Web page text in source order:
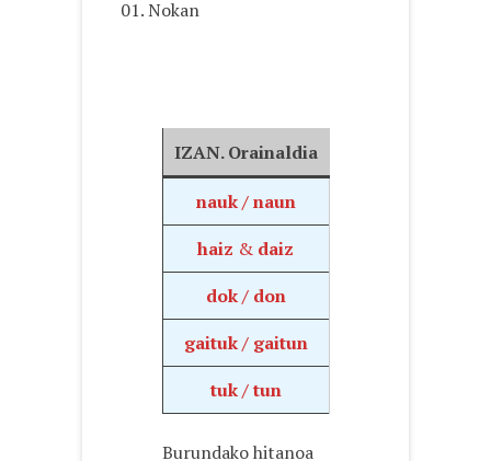
01. Nokan
IZAN. Orainaldia
nauk / naun
haiz & daiz
dok / don
gaituk / gaitun
tuk / tun
Burundako hitanoa